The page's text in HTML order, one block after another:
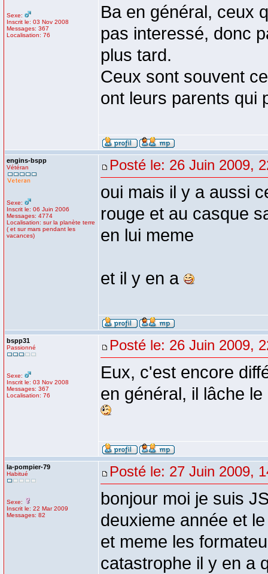
Sexe:
Inscrit le: 03 Nov 2008
Messages: 367
Localisation: 76
Ba en général, ceux
pas interessé, donc
plus tard.
Ceux sont souvent
ont leurs parents qui
engins-bspp
Vétéran
Sexe:
Inscrit le: 06 Juin 2006
Messages: 4774
Localisation: sur la planète terre
( et sur mars pendant les
vacances)
Posté le: 26 Juin 2009,
oui mais il y a aussi
rouge et au casque
en lui meme
et il y en a
bspp31
Passionné
Sexe:
Inscrit le: 03 Nov 2008
Messages: 367
Localisation: 76
Posté le: 26 Juin 2009,
Eux, c'est encore
en général, il lâche
la-pompier-79
Habitué
Sexe:
Inscrit le: 22 Mar 2009
Messages: 82
Posté le: 27 Juin 2009,
bonjour moi je suis
deuxieme année et
et meme les
catastrophe il y en a